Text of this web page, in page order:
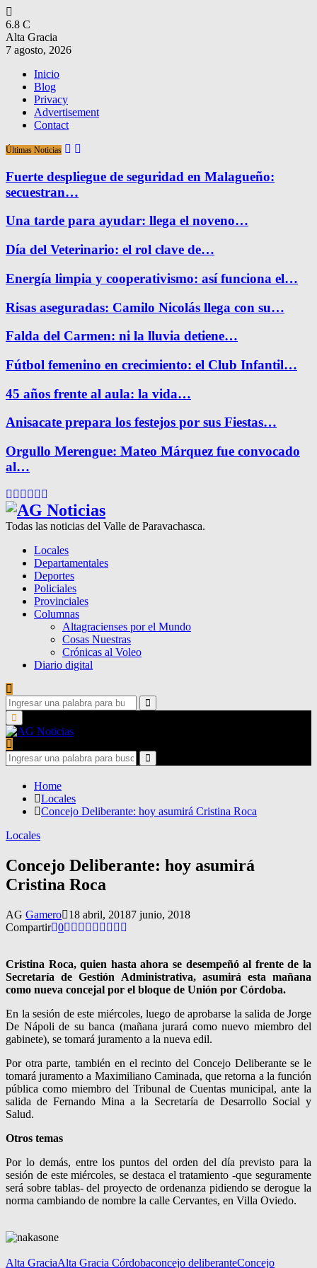
6.8 C
Alta Gracia
7 agosto, 2026
Inicio
Blog
Privacy
Advertisement
Contact
Últimas Noticias
Fuerte despliegue de seguridad en Malagueño:
secuestran…
Una tarde para ayudar: llega el noveno…
Día del Veterinario: el rol clave de…
Energía limpia y cooperativismo: así funciona el…
Risas aseguradas: Camilo Nicolás llega con su…
Falda del Carmen: ni la lluvia detiene…
Fútbol femenino en crecimiento: el Club Infantil…
45 años frente al aula: la vida…
Anisacate prepara los festejos por sus Fiestas…
Orgullo Merengue: Mateo Márquez fue convocado
al…
Facebook
Twitter
Instagram
Pinterest
Google
Todas las noticias del Valle de Paravachasca.
Locales
Departamentales
Deportes
Policiales
Provinciales
Columnas
Altagracienses por el Mundo
Cosas Nuestras
Crónicas al Voleo
Diario digital
Search
for:
Search
Primary
Menu
Search
for:
Search
Home
Locales
Concejo Deliberante: hoy asumirá Cristina Roca
Locales
Concejo Deliberante: hoy asumirá
Cristina Roca
AG Gamero 18 abril, 20187 junio, 2018
Compartir 0
Cristina Roca, quien hasta ahora se desempeñó al frente de la
Secretaría de Gestión Administrativa, asumirá esta mañana
como nueva concejal por el bloque de Unión por Córdoba.
En la sesión de este miércoles, luego de aprobarse la salida de Jorge
De Nápoli de su banca (mañana jurará como nuevo miembro del
gabinete), se tomará juramento a la nueva edil.
Por otra parte, también en el recinto del Concejo Deliberante se le
tomará juramento a Maximiliano Caminada, que retorna a la función
pública como miembro del Tribunal de Cuentas municipal, ante la
salida de Fernando Mina a la Secretaría de Desarrollo Social y
Salud.
Otros temas
Por lo demás, entre los puntos del orden del día previsto para la
sesión de este miércoles, se destaca el tratamiento -que seguramente
será sobre tablas- del proyecto de ordenanza pidiendo se derogue la
norma cambiando de nombre la calle Cervantes, en Villa Oviedo.
Alta GraciaAlta Gracia Córdobaconcejo deliberanteConcejo